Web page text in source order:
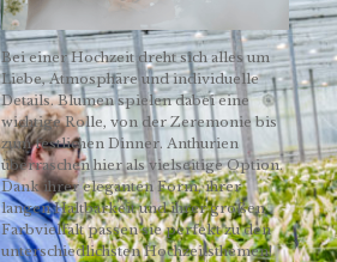
Bei einer Hochzeit dreht sich alles um
Liebe, Atmosphäre und individuelle
Details. Blumen spielen dabei eine
wichtige Rolle, von der Zeremonie bis
zum festlichen Dinner. Anthurien
überraschen hier als vielseitige Option.
Dank ihrer eleganten Form, ihrer
langen Haltbarkeit und ihrer großen
Farbvielfalt passen sie perfekt zu den
unterschiedlichsten Hochzeitsthemen!